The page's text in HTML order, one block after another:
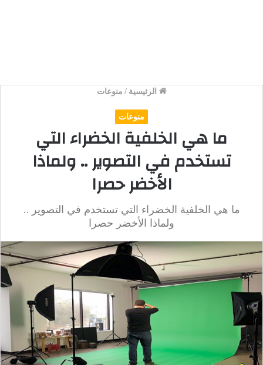
الرئيسية / منوعات
منوعات
ما هي الخلفية الخضراء التي
تستخدم في التصوير .. ولماذا
الأخضر حصرا
ما هي الخلفية الخضراء التي تستخدم في التصوير ..
ولماذا الأخضر حصرا